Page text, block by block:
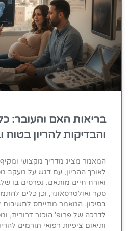
בריאות האם והעובר:
והבדיקות להריון בטוח
המאמר מציג מדריך מקצועי
לאורך ההריון, עם דגש על מעקב
ואורח חיים מותאם. נפרסים בו
סקר ואולטרסאונד, וכן כלים
בסיכון. המאמר מתייחס לחשיבות
לדרכה של פרופ' הוכנר דרורית,
ותיאום ציפיות רפואי תורמים